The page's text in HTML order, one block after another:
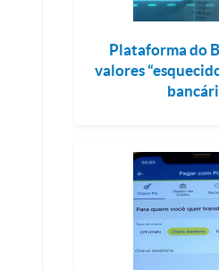
Plataforma do
valores